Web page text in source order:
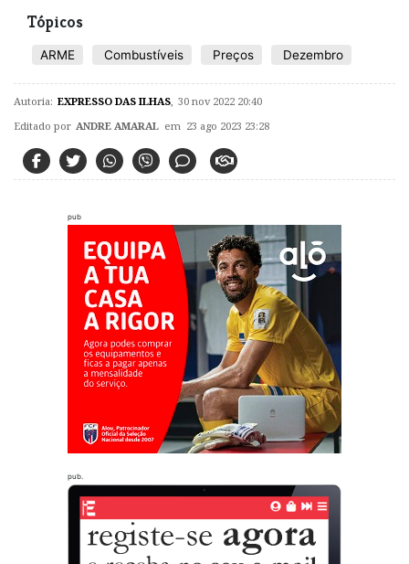
Tópicos
ARME Combustíveis Preços Dezembro
Autoria: EXPRESSO DAS ILHAS 30 nov 2022 20:40
Editado por ANDRE AMARAL em 23 ago 2023 23:28
pub
pub.